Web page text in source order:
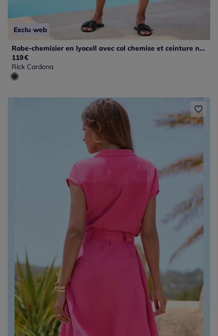
Exclu web
Robe-chemisier en lyocell avec col chemise et ceinture nouée
119€
Rick Cardona